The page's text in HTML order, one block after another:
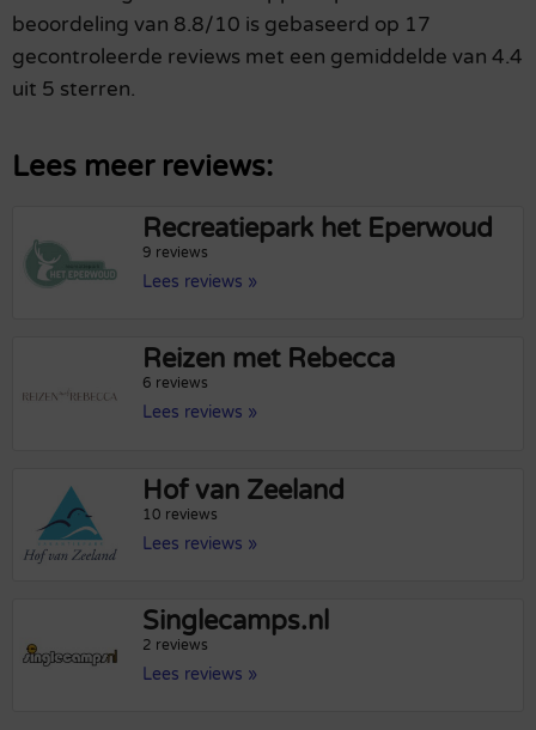
beoordeling van 8.8/10 is gebaseerd op 17
gecontroleerde reviews met een gemiddelde van 4.4
uit 5 sterren.
Lees meer reviews:
Recreatiepark het Eperwoud
9 reviews
Lees reviews »
Reizen met Rebecca
6 reviews
Lees reviews »
Hof van Zeeland
10 reviews
Lees reviews »
Singlecamps.nl
2 reviews
Lees reviews »